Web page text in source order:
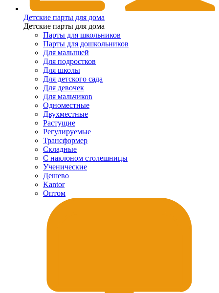
Детские парты для дома
Детские парты для дома
Парты для школьников
Парты для дошкольников
Для малышей
Для подростков
Для школы
Для детского сада
Для девочек
Для мальчиков
Одноместные
Двухместные
Растущие
Регулируемые
Трансформер
Складные
С наклоном столешницы
Ученические
Дешево
Kantor
Оптом